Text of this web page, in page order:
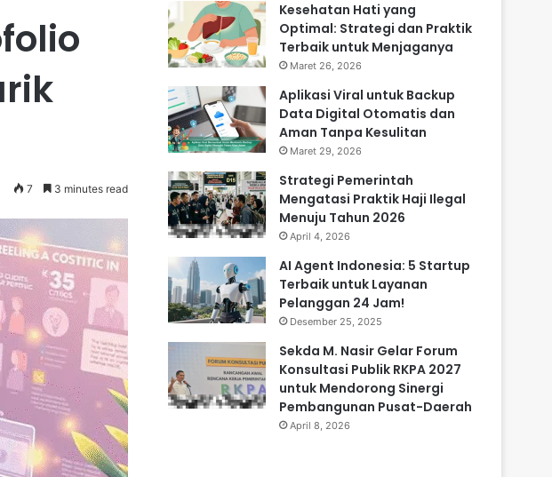
7 3 minutes read
Kesehatan Hati yang
Optimal: Strategi dan Praktik
Terbaik untuk Menjaganya
Maret 26, 2026
Aplikasi Viral untuk Backup
Data Digital Otomatis dan
Aman Tanpa Kesulitan
Maret 29, 2026
Strategi Pemerintah
Mengatasi Praktik Haji Ilegal
Menuju Tahun 2026
April 4, 2026
AI Agent Indonesia: 5 Startup
Terbaik untuk Layanan
Pelanggan 24 Jam!
Desember 25, 2025
Sekda M. Nasir Gelar Forum
Konsultasi Publik RKPA 2027
untuk Mendorong Sinergi
Pembangunan Pusat-Daerah
April 8, 2026